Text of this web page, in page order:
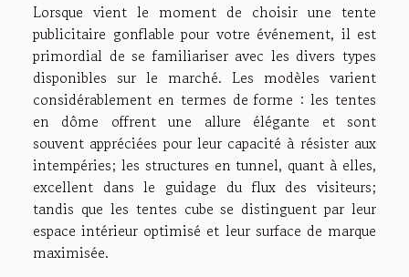
Lorsque vient le moment de choisir une tente
publicitaire gonflable pour votre événement, il est
primordial de se familiariser avec les divers types
disponibles sur le marché. Les modèles varient
considérablement en termes de forme : les tentes
en dôme offrent une allure élégante et sont
souvent appréciées pour leur capacité à résister aux
intempéries; les structures en tunnel, quant à elles,
excellent dans le guidage du flux des visiteurs;
tandis que les tentes cube se distinguent par leur
espace intérieur optimisé et leur surface de marque
maximisée.